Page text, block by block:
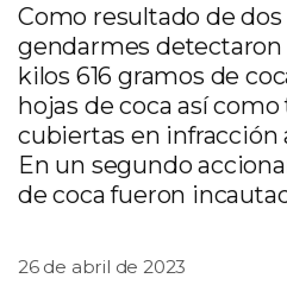
Como resultado de
gendarmes detectaron
kilos 616 gramos de
hojas de coca así
cubiertas en infracción
En un segundo
de coca fueron
26 de abril de 2023